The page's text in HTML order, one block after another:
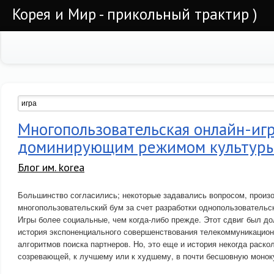
Корея и Мир - прикольный трактир )
Многопользовательская онлайн-
доминирующим режимом
Блог им. korea
Большинство согласились; некоторые задавались вопросом,
многопользовательский бум за счет разработки
Игры более социальные, чем когда-либо прежде. Этот сдвиг был
история экспоненциального совершенствования
алгоритмов поиска партнеров. Но, это еще и история некогда
созревающей, к лучшему или к худшему, в почти бесшовную